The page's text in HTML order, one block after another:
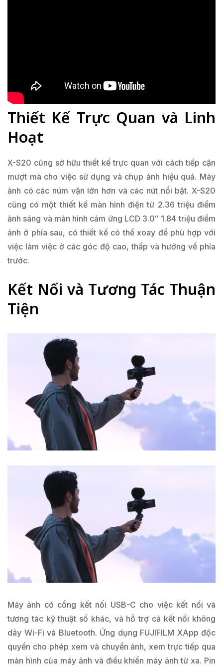
Thiết Kế Trực Quan và Linh
Hoạt
X-S20 cũng sở hữu thiết kế trực quan với cách tiếp cận
mượt mà cho việc sử dụng và chụp ảnh hiệu quả. Máy
ảnh có các núm vặn lớn hơn và các nút nổi bật. X-S20
cũng có một thiết kế màn hình điện tử 2.36 triệu điểm
ảnh sáng và màn hình cảm ứng LCD 3.0″ 1.84 triệu điểm
ảnh ở phía sau, có thiết kế có thể xoay để phù hợp với
việc làm việc ở các góc độ cao, thấp và hướng về phía
trước.
Kết Nối và Tương Tác Thuận
Tiện
Máy ảnh có cổng kết nối USB-C cho việc kết nối và
tương tác kỹ thuật số khác, và hỗ trợ cả kết nối không
dây Wi-Fi và Bluetooth. Ứng dụng FUJIFILM XApp độc
quyền cho phép xem và chuyển ảnh, xem trực tiếp qua
màn hình của máy ảnh và điều khiển máy ảnh từ xa. Pin